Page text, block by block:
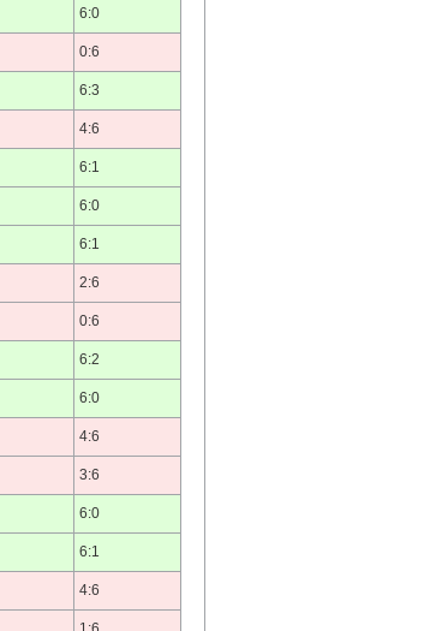
6:0
0:6
6:3
4:6
6:1
6:0
6:1
2:6
0:6
6:2
6:0
4:6
3:6
6:0
6:1
4:6